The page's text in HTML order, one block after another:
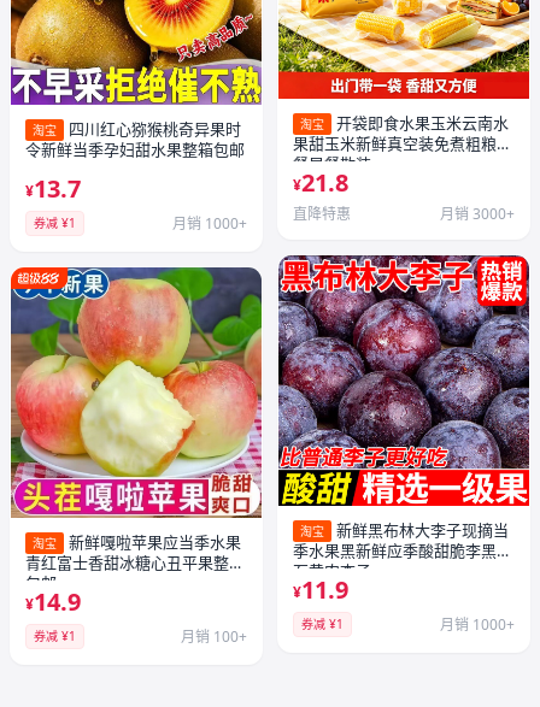
淘宝
四川红心猕猴桃奇异果时
令新鲜当季孕妇甜水果整箱包邮
¥13.7
券减 ¥1 月销 1000+
淘宝
新鲜嘎啦苹果应当季水果
青红富士香甜冰糖心丑平果整箱
包邮
¥14.9
券减 ¥1 月销 100+
淘宝
开袋即食水果玉米云南水
果甜玉米新鲜真空装免煮粗粮代
餐早餐散装
¥21.8
直降特惠 月销 3000+
淘宝
新鲜黑布林大李子现摘当
季水果黑新鲜应季酸甜脆李黑宝
石黄肉李子
¥11.9
券减 ¥1 月销 1000+